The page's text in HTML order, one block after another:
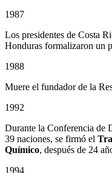
1987
Los presidentes de Costa
Honduras formalizaron un
1988
Muere el fundador de la
1992
Durante la Conferencia de
39 naciones, se firmó el
Químico, después de 24
1994